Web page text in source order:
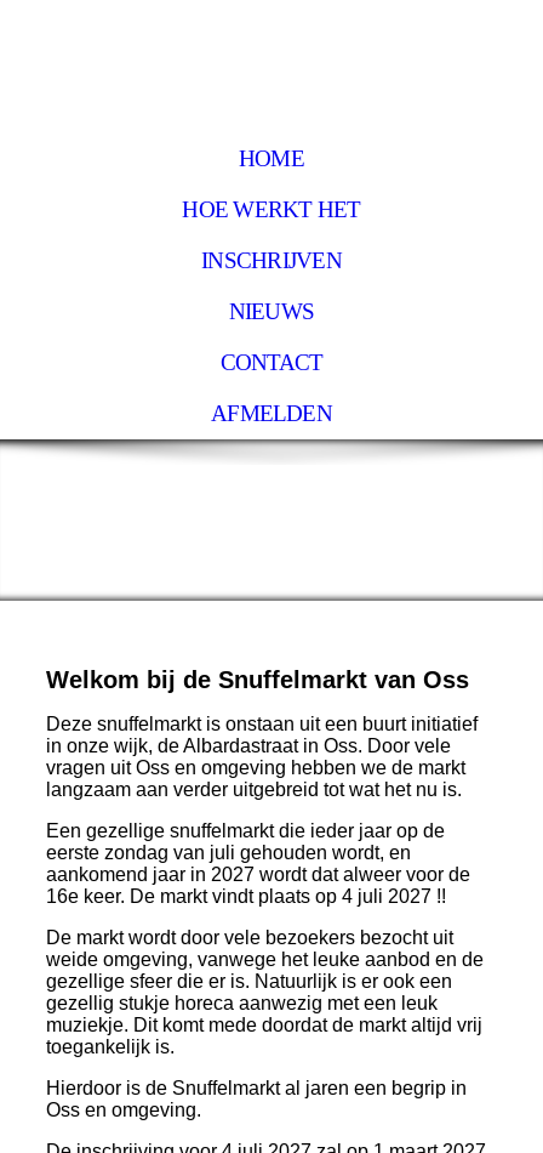
HOME
HOE WERKT HET
INSCHRIJVEN
NIEUWS
CONTACT
AFMELDEN
Welkom bij de Snuffelmarkt van Oss
Deze snuffelmarkt is onstaan uit een buurt initiatief
in onze wijk, de Albardastraat in Oss. Door vele
vragen uit Oss en omgeving hebben we de markt
langzaam aan verder uitgebreid tot wat het nu is.
Een gezellige snuffelmarkt die ieder jaar op de
eerste zondag van juli gehouden wordt, en
aankomend jaar in 2027 wordt dat alweer voor de
16e keer. De markt vindt plaats op 4 juli 2027 !!
De markt wordt door vele bezoekers bezocht uit
weide omgeving, vanwege het leuke aanbod en de
gezellige sfeer die er is. Natuurlijk is er ook een
gezellig stukje horeca aanwezig met een leuk
muziekje. Dit komt mede doordat de markt altijd vrij
toegankelijk is.
Hierdoor is de Snuffelmarkt al jaren een begrip in
Oss en omgeving.